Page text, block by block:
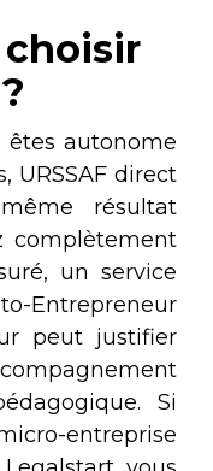
choisir
êtes autonome
URSSAF direct
résultat
complètement
un service
Entrepreneur
peut justifier
Si
entreprise